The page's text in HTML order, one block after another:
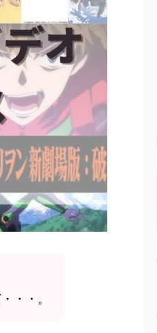
・・。